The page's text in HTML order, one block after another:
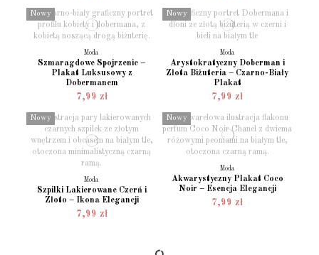
Nowy
Moda
Szmaragdowe Spojrzenie –
Plakat Luksusowy z
Dobermanem
7,99 zł
Nowy
Moda
Arystokratyczny Doberman i
Złota Biżuteria – Czarno-Biały
Plakat
7,99 zł
Nowy
Moda
Szpilki Lakierowane Czerń i
Złoto – Ikona Elegancji
7,99 zł
Nowy
Moda
Akwarystyczny Plakat Coco
Noir – Esencja Elegancji
7,99 zł